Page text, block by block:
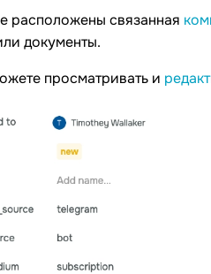
расположены связанная
документы.
просматривать и